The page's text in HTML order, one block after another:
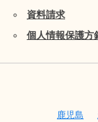
資料請求
個人情報保護方
鹿児島